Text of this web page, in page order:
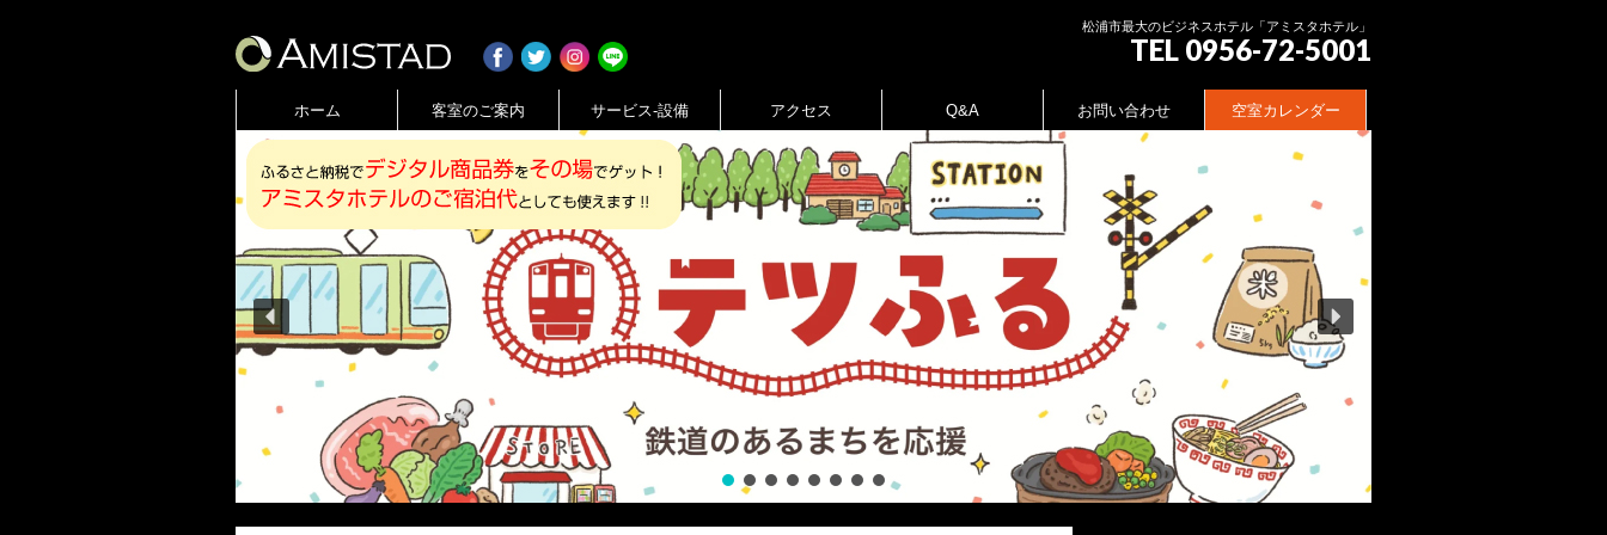
松浦市最大のビジネスホテル「アミスタホテル」
TEL 0956-72-5001
ホーム 客室のご案内 サービス-設備 アクセス Q&A お問い合わせ 空室カレンダー